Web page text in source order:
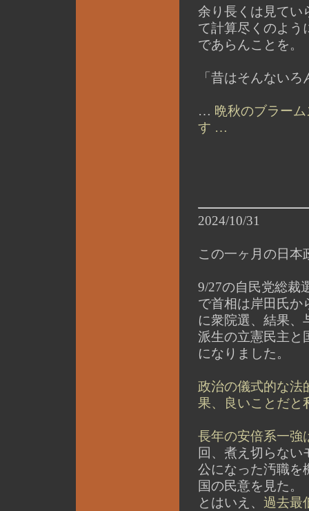
余り長くは見てい
て計算尽くのよう
であらんことを。
「昔はそんない
… 晩秋のブラー
す …
2024/10/31
この一ヶ月の日本
9/27の自民党総裁
で首相は岸田氏か
に衆院選、結果、
派生の立憲民主と
になりました。
政治の儀式的な法
果、良いことだと
長年の安倍系一強
回、煮え切らない
公になった汚職を
国の民意を見た。
とはいえ、 過去最